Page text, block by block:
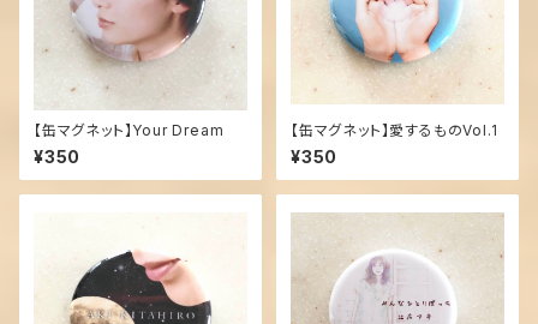
【缶マグネット】Your Dream
¥350
【缶マグネット】愛するものVol.1
¥350